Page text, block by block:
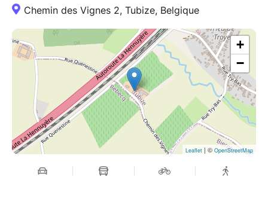
Chemin des Vignes 2, Tubize, Belgique
+
−
Leaflet | © OpenStreetMap